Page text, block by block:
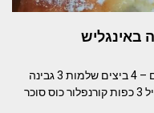
באינגליש
עוגה בחושה קלה בוחשים ולתנור המרכיבים – 4 ביצים שלמות 3 גבינה